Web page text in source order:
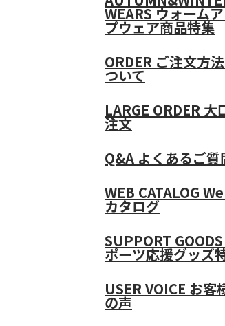
WEARSウォーム
プウェア商品特集
ORDER ご注文方
ついて
LARGE ORDER 大
注文
Q&A よくあるご質
WEB CATALOG
カタログ
SUPPORT GOODS
ポーツ応援グッズ
USER VOICE お客
の声